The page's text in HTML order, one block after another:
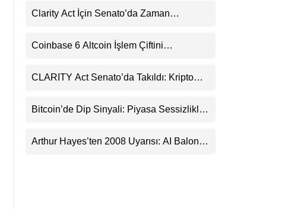
LinkedIn
Telegram
Clarity Act İçin Senato’da Zaman
Coinbase 6 Altcoin İşlem Çiftini
CLARITY Act Senato’da Takıldı: Kripto
Bitcoin’de Dip Sinyali: Piyasa Sessizlikle
Arthur Hayes’ten 2008 Uyarısı: AI Balonu